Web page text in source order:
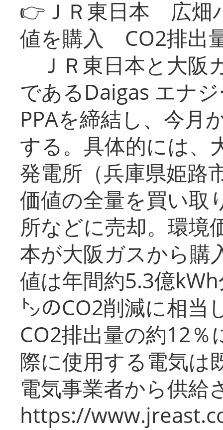
👉ＪＲ東日本 広畑
値を購入 CO2排出
ＪＲ東日本と大阪
であるDaigas エナ
PPAを締結し、今月
する。具体的には、
発電所（兵庫県姫路
価値の全量を買い取
所などに売却。環境
本が大阪ガスから購
値は年間約5.3億
㌧のCO2削減に相当
CO2排出量の約12％
際に使用する電気は
電気事業者から供給
https://